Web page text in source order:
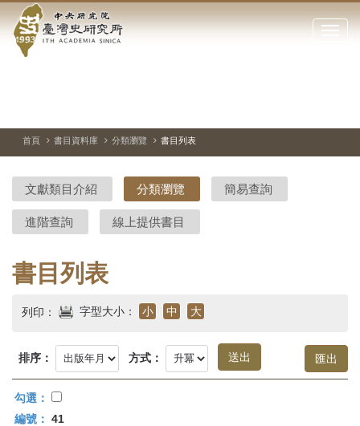
到中
央
院-
臺
灣
史
研
究
首
頁
點
閉
站
停、
圖
圖
結
首頁 書目資料庫 分類瀏覽 書目列表
文獻類目介紹 分類瀏覽 簡易查詢
進階查詢 線上提供書目
書目列表
列印： 字型大小： 小 中 大
排序： 方式：
勾選：
編號： 41